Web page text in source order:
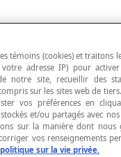
vicaire de
Ce symbole
témoins (cookies) et traitons
adresse IP) pour
notre site, recueillir des
sur les sites web de
vos préférences en
et/ou partagés avec
sur la manière dont
corriger vos renseignements
politique sur la vie privée.